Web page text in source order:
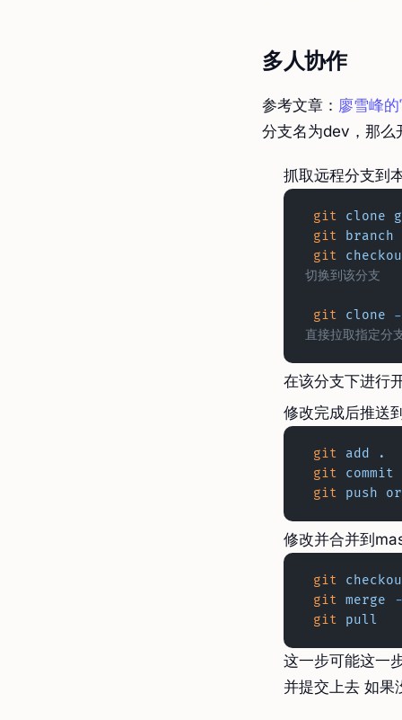
多人协作
参考文章： 廖雪峰
分支名为dev，那么
抓取远程分支到
git clone
git branch
git
切换到该分支
git clone
直接拉取指定分
在该分支下进行
修改完成后推送
git add
.
git commit
git push
修改并合并到
git
git merge
git pull
这一步可能这一
并提交上去 如果